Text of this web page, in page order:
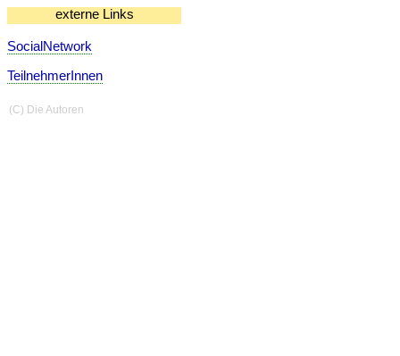
externe Links
SocialNetwork
TeilnehmerInnen
(C) Die Autoren